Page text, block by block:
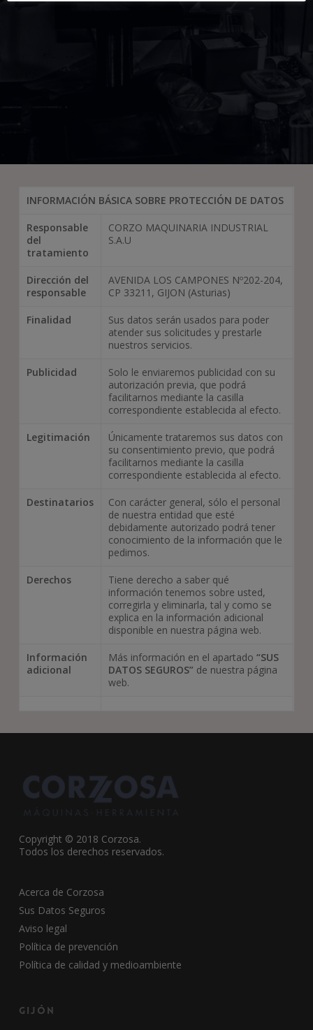
INFORMACIÓN BÁSICA SOBRE PROTECCIÓN DE DATOS
Responsable
del
tratamiento
CORZO MAQUINARIA INDUSTRIAL
S.A.U
Dirección del
responsable
AVENIDA LOS CAMPONES Nº202-204,
CP 33211, GIJON (Asturias)
Finalidad
Sus datos serán usados para poder
atender sus solicitudes y prestarle
nuestros servicios.
Publicidad
Solo le enviaremos publicidad con su
autorización previa, que podrá
facilitarnos mediante la casilla
correspondiente establecida al efecto.
Legitimación
Únicamente trataremos sus datos con
su consentimiento previo, que podrá
facilitarnos mediante la casilla
correspondiente establecida al efecto.
Destinatarios
Con carácter general, sólo el personal
de nuestra entidad que esté
debidamente autorizado podrá tener
conocimiento de la información que le
pedimos.
Derechos
Tiene derecho a saber qué
información tenemos sobre usted,
corregirla y eliminarla, tal y como se
explica en la información adicional
disponible en nuestra página web.
Información
adicional
Más información en el apartado“SUS
DATOS SEGUROS” de nuestra página
web.
Copyright © 2018 Corzosa.
Todos los derechos reservados.
Acerca de Corzosa
Sus Datos Seguros
Aviso legal
Política de prevención
Política de calidad y medioambiente
Gijón